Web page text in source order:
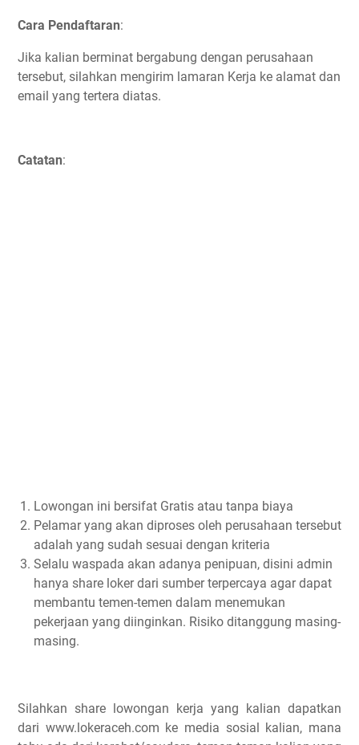
Cara Pendaftaran:
Jika kalian berminat bergabung dengan perusahaan
tersebut, silahkan mengirim lamaran Kerja ke alamat dan
email yang tertera diatas.
Catatan:
Lowongan ini bersifat Gratis atau tanpa biaya
Pelamar yang akan diproses oleh perusahaan tersebut
adalah yang sudah sesuai dengan kriteria
Selalu waspada akan adanya penipuan, disini admin
hanya share loker dari sumber terpercaya agar dapat
membantu temen-temen dalam menemukan
pekerjaan yang diinginkan. Risiko ditanggung masing-
masing.
Silahkan share lowongan kerja yang kalian dapatkan
dari www.lokeraceh.com ke media sosial kalian, mana